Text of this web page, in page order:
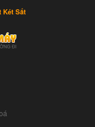
Két Sắt